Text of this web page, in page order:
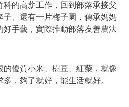
的高薪工作，回到部落承接父
子、還有一片梅子園，傳承媽媽
好手藝，實際推動部落友善農法
的優質小米、樹豆、紅藜，就像
，夠了就好，能生活就好。